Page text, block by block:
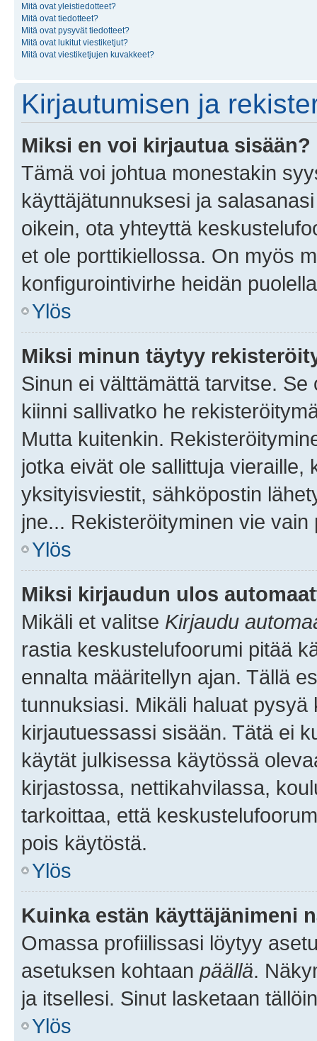
Mitä ovat yleistiedotteet?
Mitä ovat tiedotteet?
Mitä ovat pysyvät tiedotteet?
Mitä ovat lukitut viestiketjut?
Mitä ovat viestiketjujen kuvakkeet?
Kirjautumisen ja
Miksi en voi kirjautua sisään?
Tämä voi johtua monestakin
käyttäjätunnuksesi ja
oikein, ota yhteyttä
et ole porttikiellossa. On myös
konfigurointivirhe heidän
Ylös
Miksi minun täytyy
Sinun ei välttämättä tarvitse.
kiinni sallivatko he
Mutta kuitenkin.
jotka eivät ole sallittuja vieraille,
yksityisviestit, sähköpostin
jne... Rekisteröityminen vie
Ylös
Miksi kirjaudun ulos
Mikäli et valitse Kirjaudu
rastia keskustelufoorumi pitää
ennalta määritellyn ajan. Tällä
tunnuksiasi. Mikäli haluat
kirjautuessassi sisään. Tätä ei
käytät julkisessa käytössä
kirjastossa, nettikahvilassa,
tarkoittaa, että
pois käytöstä.
Ylös
Kuinka estän käyttäjänimeni
Omassa profiilissasi löytyy
asetuksen kohtaan päällä.
ja itsellesi. Sinut lasketaan
Ylös